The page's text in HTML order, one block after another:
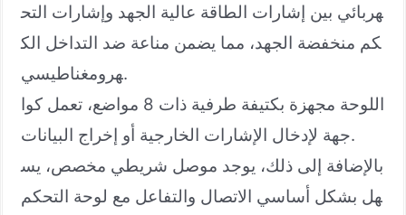
هربائي بين إشارات الطاقة عالية الجهد وإشارات التح
كم منخفضة الجهد، مما يضمن مناعة ضد التداخل الك
هرومغناطيسي.
اللوحة مجهزة بكتيفة طرفية ذات 8 مواضع، تعمل كوا
جهة لإدخال الإشارات الخارجية أو إخراج البيانات.
بالإضافة إلى ذلك، يوجد موصل شريطي مخصص، يس
هل بشكل أساسي الاتصال والتفاعل مع لوحة التحكم